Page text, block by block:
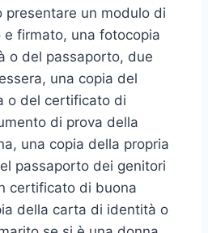
presentare un modulo di
firmato, una fotocopia
o del passaporto, due
una copia del
o del certificato di
di prova della
una copia della propria
passaporto dei genitori
certificato di buona
della carta di identità o